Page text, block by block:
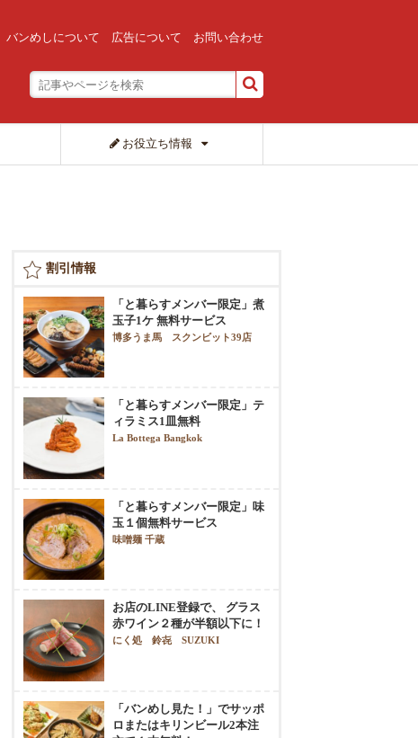
バンめしについて 広告について お問い合わせ
お役立ち情報
割引情報
「と暮らすメンバー限定」煮
玉子1ケ 無料サービス
博多うま馬 スクンビット39店
「と暮らすメンバー限定」テ
ィラミス1皿無料
La Bottega Bangkok
「と暮らすメンバー限定」味
玉１個無料サービス
味噌麺 千蔵
お店のLINE登録で、 グラス
赤ワイン２種が半額以下に！
にく処 鈴㐂 SUZUKI
「バンめし見た！」でサッポ
ロまたはキリンビール2本注